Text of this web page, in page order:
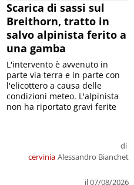
Scarica di sassi sul
Breithorn, tratto in
salvo alpinista ferito a
una gamba
cervinia
di
Alessandro Bianchet
il 07/08/2026
L'intervento è avvenuto in
parte via terra e in parte con
l'elicottero a causa delle
condizioni meteo. L'alpinista
non ha riportato gravi ferite